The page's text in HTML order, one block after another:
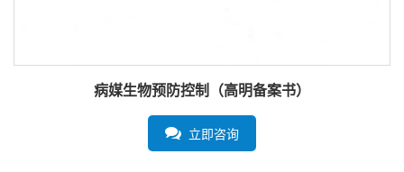
病媒生物预防控制（高明备案书）
立即咨询